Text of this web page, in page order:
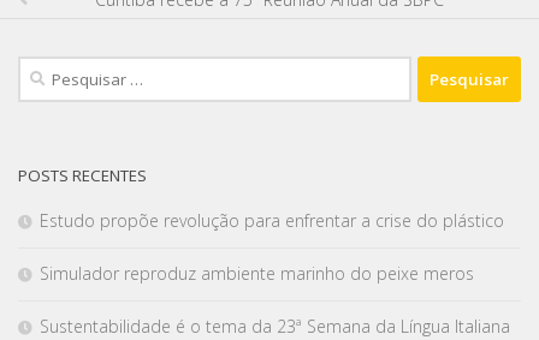
POSTS RECENTES
Estudo propõe revolução para enfrentar a crise do plástico
Simulador reproduz ambiente marinho do peixe meros
Sustentabilidade é o tema da 23ª Semana da Língua Italiana